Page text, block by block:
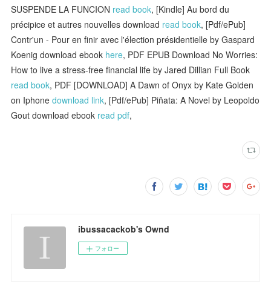
SUSPENDE LA FUNCION read book, [Kindle] Au bord du
précipice et autres nouvelles download read book, [Pdf/ePub]
Contr'un - Pour en finir avec l'élection présidentielle by Gaspard
Koenig download ebook here, PDF EPUB Download No Worries:
How to live a stress-free financial life by Jared Dillian Full Book
read book, PDF [DOWNLOAD] A Dawn of Onyx by Kate Golden
on Iphonedownload link, [Pdf/ePub] Piñata: A Novel by Leopoldo
Gout download ebook read pdf,
ibussacackob's Ownd
フォロー